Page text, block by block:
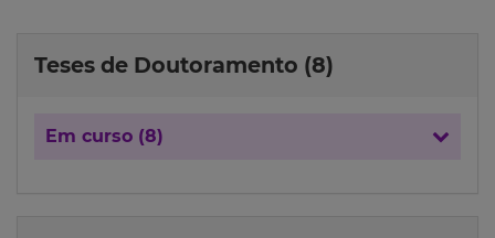
Teses de Doutoramento (8)
Em curso (8)